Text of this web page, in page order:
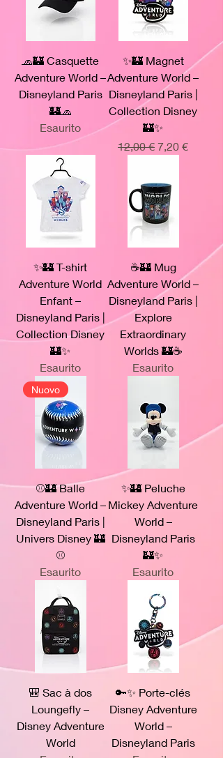
🧢🏰 Casquette
Adventure World –
Disneyland Paris
🏰🧢
Esaurito
✨🏰 Magnet
Adventure World –
Disneyland Paris |
Collection Disney
🏰✨
Prezzo regolare
12,00 € Prezzo
7,20 €
✨🏰 T-shirt
Adventure World
Enfant –
Disneyland Paris |
Collection Disney
🏰✨
Esaurito
☕🏰 Mug
Adventure World –
Disneyland Paris |
Explore
Extraordinary
Worlds 🏰☕
Esaurito
Nuovo
⚾🏰 Balle
Adventure World –
Disneyland Paris |
Univers Disney 🏰
⚾
Esaurito
✨🏰 Peluche
Mickey Adventure
World –
Disneyland Paris
🏰✨
Esaurito
🎒 Sac à dos
Loungefly –
Disney Adventure
World
🔑✨ Porte-clés
Disney Adventure
World –
Disneyland Paris